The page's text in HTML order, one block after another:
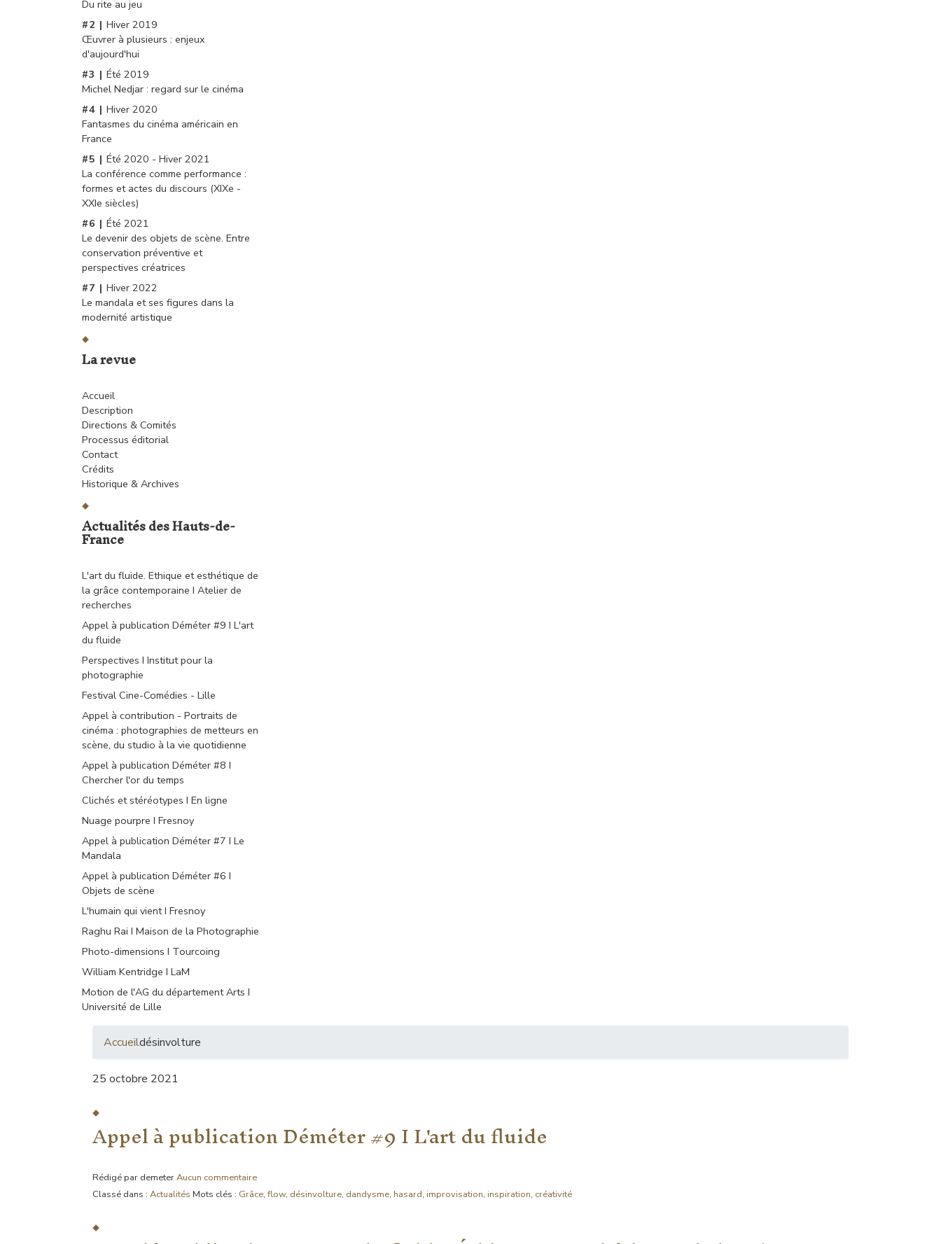
Du rite au jeu
Hiver 2019
Œuvrer à plusieurs : enjeux
d'aujourd'hui
Été 2019
Michel Nedjar : regard sur le cinéma
Hiver 2020
Fantasmes du cinéma américain en
France
Été 2020 - Hiver 2021
La conférence comme performance :
formes et actes du discours (XIXe -
XXIe siècles)
Été 2021
Le devenir des objets de scène. Entre
conservation préventive et
perspectives créatrices
Hiver 2022
Le mandala et ses figures dans la
modernité artistique
La revue
Accueil
Description
Directions & Comités
Processus éditorial
Contact
Crédits
Historique & Archives
Actualités des Hauts-de-
France
L'art du fluide. Ethique et esthétique de
la grâce contemporaine I Atelier de
recherches
Appel à publication Déméter #9 I L'art
du fluide
Perspectives I Institut pour la
photographie
Festival Cine-Comédies - Lille
Appel à contribution - Portraits de
cinéma : photographies de metteurs en
scène, du studio à la vie quotidienne
Appel à publication Déméter #8 I
Chercher l'or du temps
Clichés et stéréotypes I En ligne
Nuage pourpre I Fresnoy
Appel à publication Déméter #7 I Le
Mandala
Appel à publication Déméter #6 I
Objets de scène
L'humain qui vient I Fresnoy
Raghu Rai I Maison de la Photographie
Photo-dimensions I Tourcoing
William Kentridge I LaM
Motion de l'AG du département Arts I
Université de Lille
Accueildésinvolture
25 octobre 2021
Appel à publication Déméter #9 I L'art du fluide
Rédigé par demeterAucun commentaire
Classé dans : Actualités Mots clés : Grâce, flow, désinvolture, dandysme, hasard, improvisation, inspiration, créativité